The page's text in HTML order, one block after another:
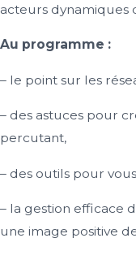
acteurs dynamiques
Au programme :
– le point sur les
– des astuces pour
percutant,
– des outils pour
– la gestion efficace
une image positive